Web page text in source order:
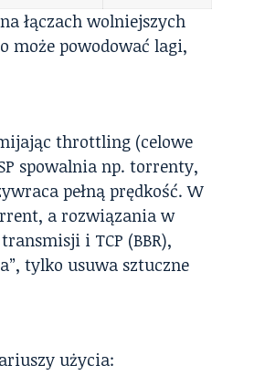
łączach wolniejszych
może powodować lagi,
throttling (celowe
spowalnia np. torrenty,
pełną prędkość. W
a rozwiązania w
i TCP (BBR),
tylko usuwa sztuczne
użycia: